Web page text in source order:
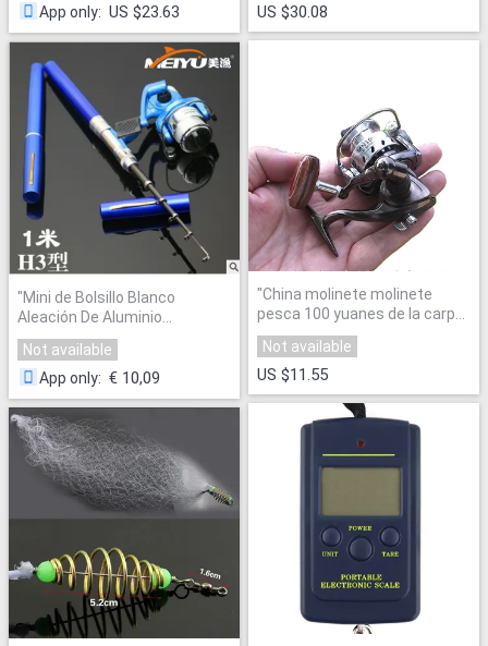
App only: US $23.63
"Mini de Bolsillo Blanco
Aleación De Aluminio
Telescópica Portátil Pen Fish
Rod Poste Telescópico Mini
Hielo Pesca Pluma Varilla de
Aleación De Aluminio de La
Pluma
Not available
App only: € 10,09
US $30.08
"China molinete molinete
pesca 100 yuanes de la carpa
carrete de la pesca mn100 full
metal mini ronda balsa de
pesca rueda señuelo pequeño
carrete"
Not available
US $11.55